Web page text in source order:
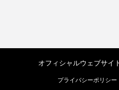
オフィシャルウェブサイ
プライバシーポリシー